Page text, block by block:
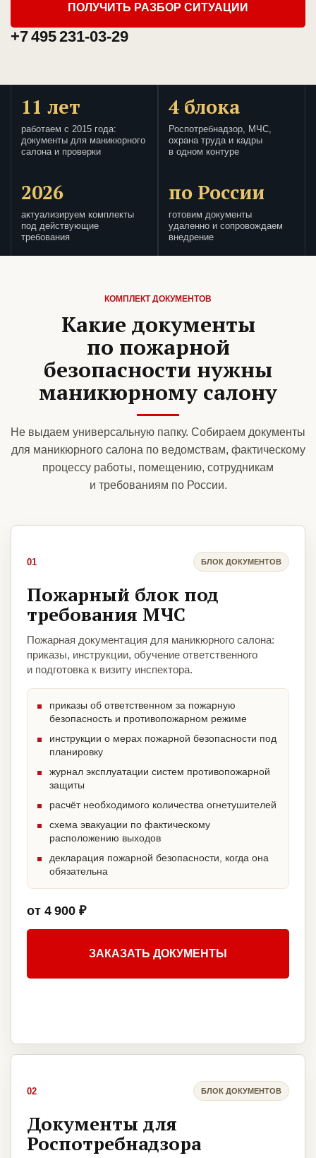
ПОЛУЧИТЬ РАЗБОР СИТУАЦИИ
+7 495 231-03-29
11 лет
работаем с 2015 года:
документы для маникюрного
салона и проверки
4 блока
Роспотребнадзор, МЧС,
охрана труда и кадры
в одном контуре
2026
актуализируем комплекты
под действующие
требования
по России
готовим документы
удаленно и сопровождаем
внедрение
КОМПЛЕКТ ДОКУМЕНТОВ
Какие документы
по пожарной
безопасности нужны
маникюрному салону
Не выдаем универсальную папку. Собираем документы
для маникюрного салона по ведомствам, фактическому
процессу работы, помещению, сотрудникам
и требованиям по России.
01 БЛОК ДОКУМЕНТОВ
Пожарный блок под
требования МЧС
Пожарная документация для маникюрного салона:
приказы, инструкции, обучение ответственного
и подготовка к визиту инспектора.
приказы об ответственном за пожарную
безопасность и противопожарном режиме
инструкции о мерах пожарной безопасности под
планировку
журнал эксплуатации систем противопожарной
защиты
расчёт необходимого количества огнетушителей
схема эвакуации по фактическому
расположению выходов
декларация пожарной безопасности, когда она
обязательна
от 4 900 ₽
ЗАКАЗАТЬ ДОКУМЕНТЫ
02 БЛОК ДОКУМЕНТОВ
Документы для
Роспотребнадзора